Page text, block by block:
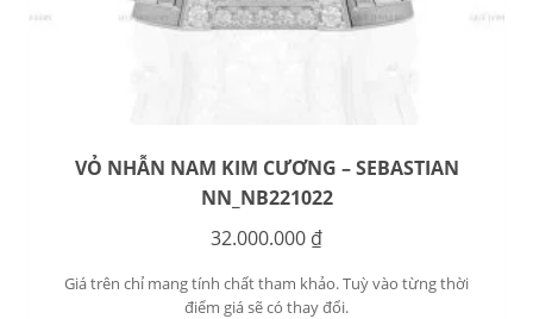
VỎ NHẪN NAM KIM CƯƠNG – SEBASTIAN
NN_NB221022
32.000.000 ₫
Giá trên chỉ mang tính chất tham khảo. Tuỳ vào từng thời
điểm giá sẽ có thay đổi.